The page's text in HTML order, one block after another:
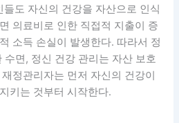
도 자신의 건강을 자산으로 인식
의료비로 인한 직접적 지출이 증
소득 손실이 발생한다. 따라서 정
수면, 정신 건강 관리는 자산 보호
정관리자는 먼저 자신의 건강이
키는 것부터 시작한다.